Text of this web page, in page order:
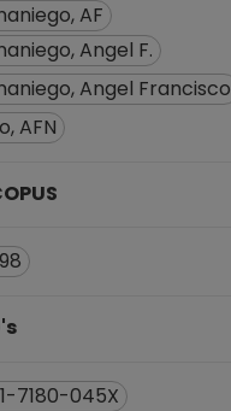
AF
Angel F.
Angel Francisco
AFN
7180-045X